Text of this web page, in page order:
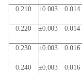
0.210 ±0.003 0.014
0.220 ±0.003 0.014
0.230 ±0.003 0.016
0.240 ±0.003 0.016